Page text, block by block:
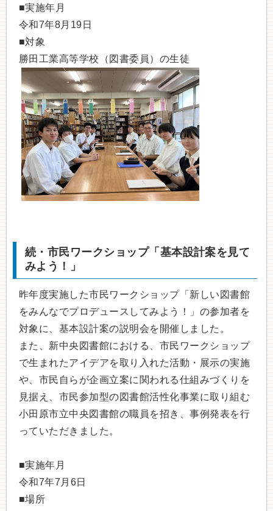
■実施年月
令和7年8月19日
■対象
勝田工業高等学校（図書委員）の生徒
続・市民ワークショップ「基本設計案を見て
みよう！」
昨年度実施した市民ワークショップ「新しい図書館
をみんなでプロデュースしてみよう！」の参加者を
対象に、基本設計案の説明会を開催しました。
また、新中央図書館における、市民ワークショップ
で生まれたアイデアを取り入れた活動・展示の実施
や、市民自らが企画立案に関われる仕組みづくりを
見据え、市民参加型の図書館活性化事業に取り組む
小田原市立中央図書館の職員を招き、事例発表を行
っていただきました。
■実施年月
令和7年7月6日
■場所